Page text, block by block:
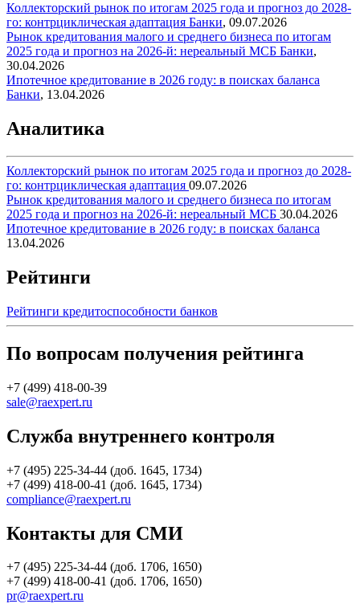
Коллекторский рынок по итогам 2025 года и прогноз до 2028-
го: контрциклическая адаптация Банки, 09.07.2026
Рынок кредитования малого и среднего бизнеса по итогам
2025 года и прогноз на 2026-й: нереальный МСБ Банки,
30.04.2026
Ипотечное кредитование в 2026 году: в поисках баланса
Банки, 13.04.2026
Аналитика
Коллекторский рынок по итогам 2025 года и прогноз до 2028-
го: контрциклическая адаптация 09.07.2026
Рынок кредитования малого и среднего бизнеса по итогам
2025 года и прогноз на 2026-й: нереальный МСБ 30.04.2026
Ипотечное кредитование в 2026 году: в поисках баланса
13.04.2026
Рейтинги
Рейтинги кредитоспособности банков
По вопросам получения рейтинга
+7 (499) 418-00-39
sale@raexpert.ru
Служба внутреннего контроля
+7 (495) 225-34-44 (доб. 1645, 1734)
+7 (499) 418-00-41 (доб. 1645, 1734)
compliance@raexpert.ru
Контакты для СМИ
+7 (495) 225-34-44 (доб. 1706, 1650)
+7 (499) 418-00-41 (доб. 1706, 1650)
pr@raexpert.ru